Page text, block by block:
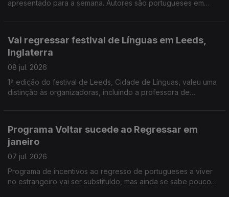
apresentado para a semana. Autores são portugueses em
Vai regressar festival de Línguas em Leeds,
Inglaterra
08 jul. 2026
1ª edição do festival de Leeds, Cidade de Línguas, valeu uma
distinção às organizadoras, incluindo a professora de
Programa Voltar sucede ao Regressar em
janeiro
07 jul. 2026
Programa de incentivos ao regresso de portugueses a viver
no estrangeiro vai ser substituído, mas ainda se sabe pouco